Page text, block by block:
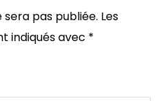
pas publiée. Les
indiqués avec *